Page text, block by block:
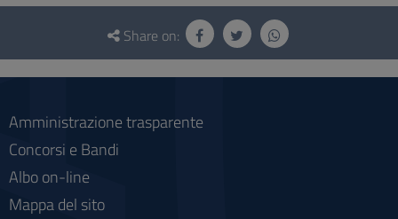
Questionnaire
social
Share on:
Amministrazione trasparente
Concorsi e Bandi
Albo on-line
Mappa del sito